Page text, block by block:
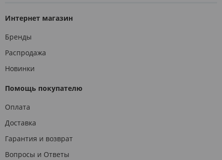
Интернет магазин
Бренды
Распродажа
Новинки
Помощь покупателю
Оплата
Доставка
Гарантия и возврат
Вопросы и Ответы